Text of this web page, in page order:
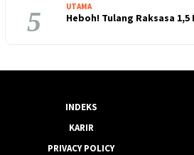
5 UTAMA
Heboh! Tulang Raksasa
INDEKS
KARIR
PRIVACY POLICY